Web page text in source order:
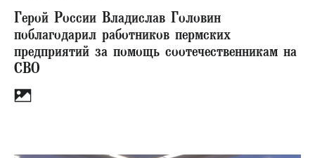
Герой России Владислав Головин
поблагодарил работников пермских
предприятий за помощь соотечественникам на
СВО